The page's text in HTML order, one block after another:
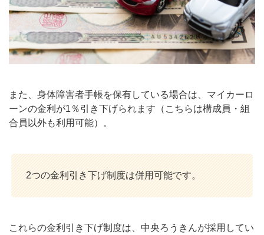
また、身体障害者手帳を保有している場合は、マイカーロ
ーンの金利が1％引き下げられます（こちらは構成員・組
合員以外も利用可能）。
2つの金利引き下げ制度は併用可能です。
これらの金利引き下げ制度は、中央ろうきんが採用してい